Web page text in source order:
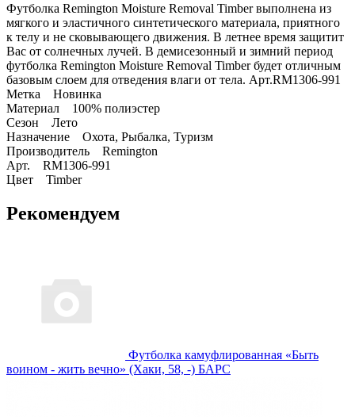
Футболка Remington Moisture Removal Timber выполнена из
мягкого и эластичного синтетического материала, приятного
к телу и не сковывающего движения. В летнее время защитит
Вас от солнечных лучей. В демисезонный и зимний период
футболка Remington Moisture Removal Timber будет отличным
базовым слоем для отведения влаги от тела. Арт.RM1306-991
Метка Новинка
Материал 100% полиэстер
Сезон Лето
Назначение Охота, Рыбалка, Туризм
Производитель Remington
Арт. RM1306-991
Цвет Timber
Рекомендуем
Футболка камуфлированная «Быть
воином - жить вечно» (Хаки, 58, -) БАРС